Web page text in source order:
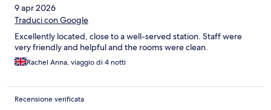
9 apr 2026
Traduci con Google
Excellently located, close to a well-served station. Staff were
very friendly and helpful and the rooms were clean.
Rachel Anna, viaggio di 4 notti
Recensione verificata